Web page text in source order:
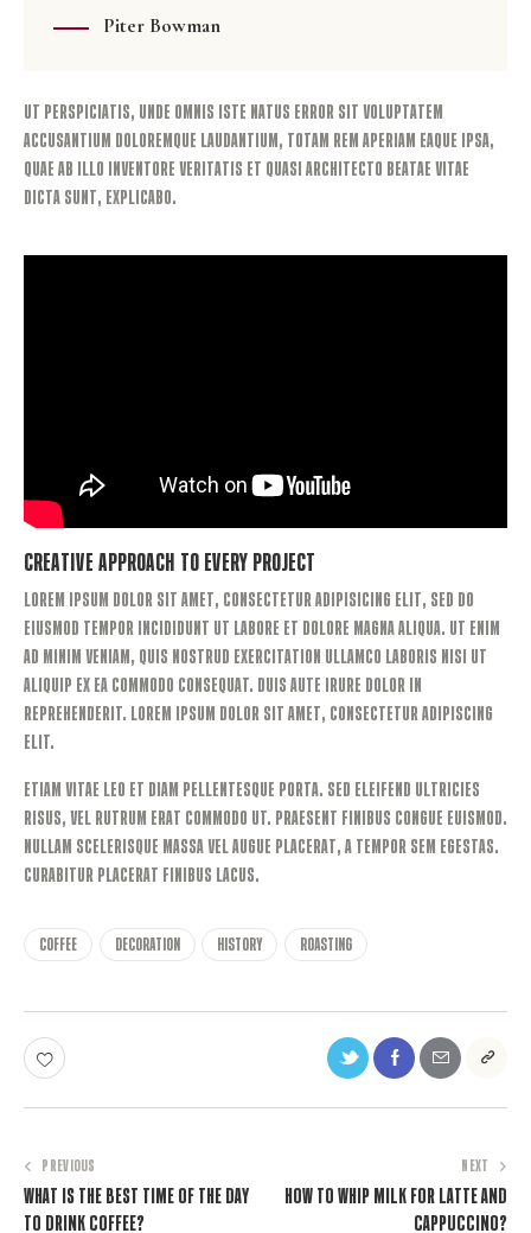
Piter Bowman
Ut perspiciatis, unde omnis iste natus error sit voluptatem
accusantium doloremque laudantium, totam rem aperiam eaque ipsa,
quae ab illo inventore veritatis et quasi architecto beatae vitae
dicta sunt, explicabo.
Creative Approach to Every Project
Lorem ipsum dolor sit amet, consectetur adipisicing elit, sed do
eiusmod tempor incididunt ut labore et dolore magna aliqua. Ut enim
ad minim veniam, quis nostrud exercitation ullamco laboris nisi ut
aliquip ex ea commodo consequat. Duis aute irure dolor in
reprehenderit. Lorem ipsum dolor sit amet, consectetur adipiscing
elit.
Etiam vitae leo et diam pellentesque porta. Sed eleifend ultricies
risus, vel rutrum erat commodo ut. Praesent finibus congue euismod.
Nullam scelerisque massa vel augue placerat, a tempor sem egestas.
Curabitur placerat finibus lacus.
Coffee Decoration History Roasting
PREVIOUS
What is The Best Time of The Day
to Drink Coffee?
NEXT
How to Whip Milk for Latte and
Cappuccino?